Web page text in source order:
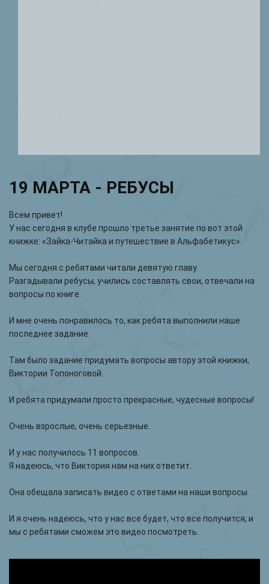
19 МАРТА - РЕБУСЫ
Всем привет!
У нас сегодня в клубе прошло третье занятие по вот этой
книжке: «Зайка-Читайка и путешествие в Альфабетикус».
Мы сегодня с ребятами читали девятую главу.
Разгадывали ребусы, учились составлять свои, отвечали на
вопросы по книге.
И мне очень понравилось то, как ребята выполнили наше
последнее задание.
Там было задание придумать вопросы автору этой книжки,
Виктории Топоноговой.
И ребята придумали просто прекрасные, чудесные вопросы!
Очень взрослые, очень серьезные.
И у нас получилось 11 вопросов.
Я надеюсь, что Виктория нам на них ответит.
Она обещала записать видео с ответами на наши вопросы.
И я очень надеюсь, что у нас все будет, что все получится, и
мы с ребятами сможем это видео посмотреть.